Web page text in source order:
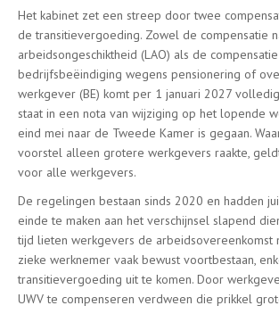
Het kabinet zet een streep door twee
de transitievergoeding. Zowel de compensatie
arbeidsongeschiktheid (LAO) als de
bedrijfsbeëindiging wegens pensionering of
werkgever (BE) komt per 1 januari 2027
staat in een nota van wijziging op het lopende
eind mei naar de Tweede Kamer is gegaan.
voorstel alleen grotere werkgevers raakte,
voor alle werkgevers.
De regelingen bestaan sinds 2020 en hadden
einde te maken aan het verschijnsel slapend
tijd lieten werkgevers de arbeidsovereenkomst
zieke werknemer vaak bewust voortbestaan,
transitievergoeding uit te komen. Door
UWV te compenseren verdween die prikkel